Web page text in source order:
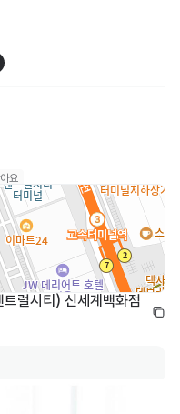
요
럴시티) 신세계백화점